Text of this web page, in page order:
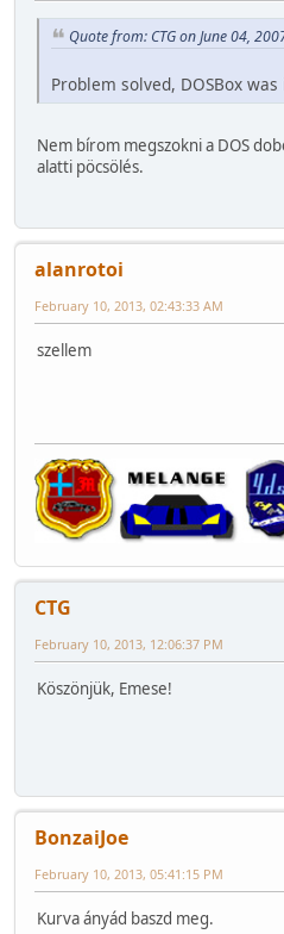
Quote from: CTG on June 04,
Problem solved, DOSBox
Nem bírom megszokni a DOS
alatti pöcsölés.
alanrotoi
February 10, 2013, 02:43:33 AM
szellem
CTG
February 10, 2013, 12:06:37 PM
Köszönjük, Emese!
BonzaiJoe
February 10, 2013, 05:41:15 PM
Kurva ányád baszd meg.